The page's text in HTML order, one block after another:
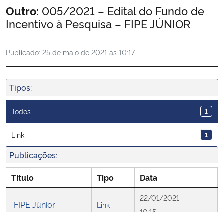
Ministério da Agricultura, Pecuária e Abastecimento
Ministério da Educação
Ministério da Cidadania
Ministério de Minas e Energia
Ministério da Ciência, Tecnologia, Inovações e Comunicações
Início do conteúdo
Outro: 005/2021 – Edital do Fundo de
Incentivo à Pesquisa – FIPE JÚNIOR
Publicado: 25 de maio de 2021 às 10:17
Tipos:
Todos 1
Link 1
Publicações:
Título Tipo Data
FIPE Júnior Link
22/01/2021